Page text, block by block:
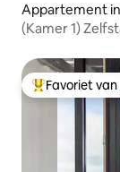
Appartement
(Kamer 1)
Topfavoriet
Favoriet